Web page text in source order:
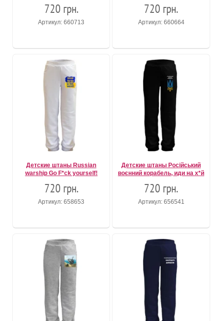
720 грн.
Артикул: 660713
720 грн.
Артикул: 660664
Детские штаны Russian
warship Go F*ck yourself!
720 грн.
Артикул: 658653
Детские штаны Російський
воєнний корабель, иди на х*й
720 грн.
Артикул: 656541